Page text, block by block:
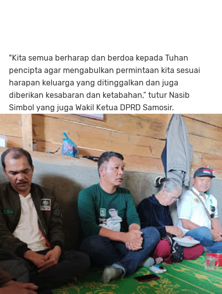
"Kita semua berharap dan berdoa kepada Tuhan
pencipta agar mengabulkan permintaan kita sesuai
harapan keluarga yang ditinggalkan dan juga
diberikan kesabaran dan ketabahan,” tutur Nasib
Simbol yang juga Wakil Ketua DPRD Samosir.